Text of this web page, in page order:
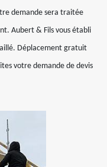
demande sera traitée
Aubert & Fils vous établi
Déplacement gratuit
votre demande de devis